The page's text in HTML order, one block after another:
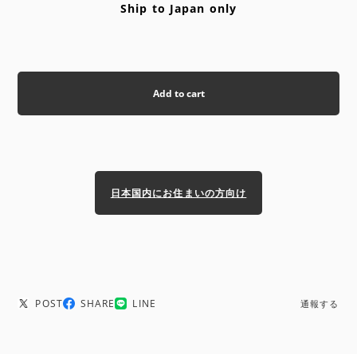
Ship to Japan only
Add to cart
日本国内にお住まいの方向け
POST SHARE LINE 通報する